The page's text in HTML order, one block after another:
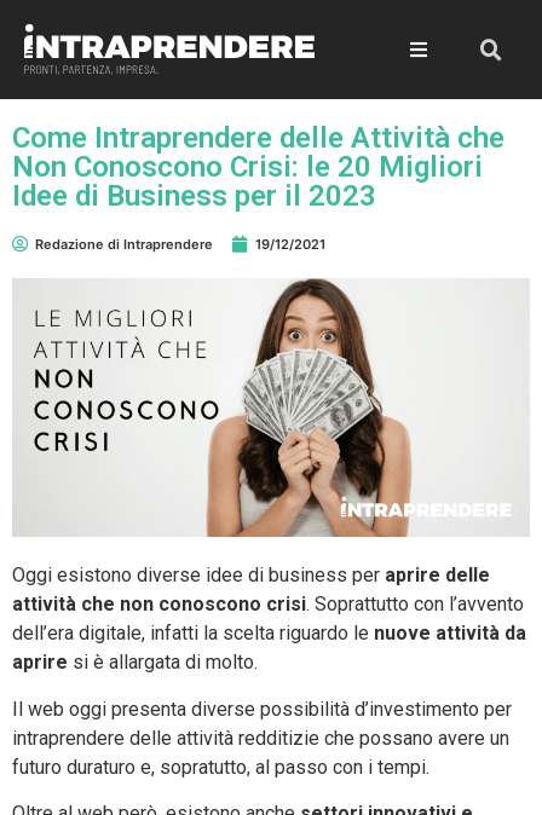
Come Intraprendere delle Attività che
Non Conoscono Crisi: le 20 Migliori
Idee di Business per il 2023
Redazione di Intraprendere 19/12/2021
Oggi esistono diverse idee di business per aprire delle
attività che non conoscono crisi. Soprattutto con l’avvento
dell’era digitale, infatti la scelta riguardo le nuove attività da
aprire si è allargata di molto.
Il web oggi presenta diverse possibilità d’investimento per
intraprendere delle attività redditizie che possano avere un
futuro duraturo e, sopratutto, al passo con i tempi.